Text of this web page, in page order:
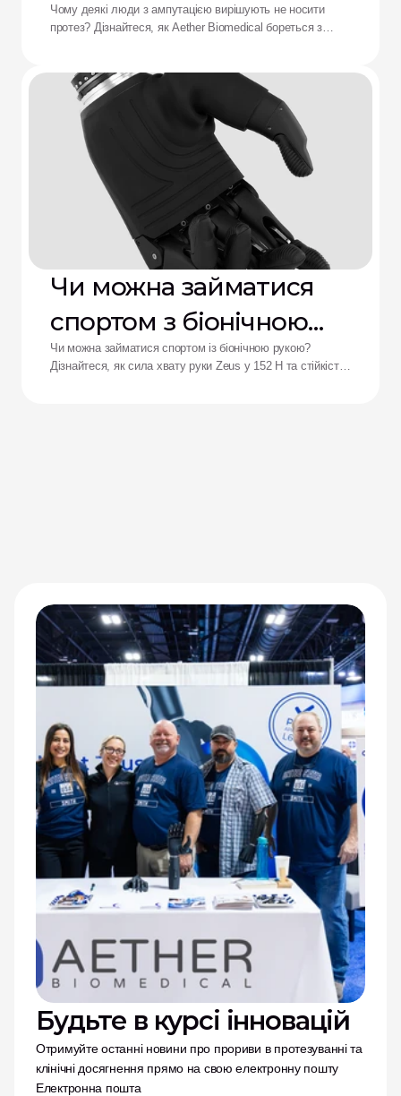
відмовляються від
Aether
Чому деякі люди з ампутацією вирішують не носити
протез? Дізнайтеся, як Aether Biomedical бореться з
Чи можна займатися
спортом з біонічною
рукою?
Чи можна займатися спортом із біонічною рукою?
Дізнайтеся, як сила хвату руки Zeus у 152 Н та стійкість
Будьте в курсі інновацій
Отримуйте останні новини про прориви в протезуванні та
клінічні досягнення прямо на свою електронну пошту
Електронна пошта